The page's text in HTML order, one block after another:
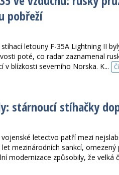
pobřeží
letouny F-35A Lightning II
poté, co radar zaznamenal
v blízkosti severního Norska. K...
stárnoucí stíhačky
vojenské letectvo patří mezi
let mezinárodních sankcí,
modernizace způsobily, že velká